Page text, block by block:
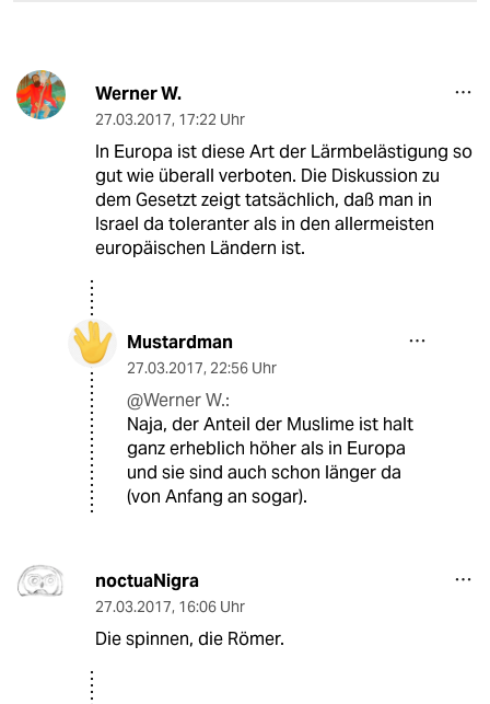
Werner W.
27.03.2017, 17:22 Uhr
In Europa ist diese Art der Lärmbelästigung so
gut wie überall verboten. Die Diskussion zu
dem Gesetzt zeigt tatsächlich, daß man in
Israel da toleranter als in den allermeisten
europäischen Ländern ist.
Mustardman
27.03.2017, 22:56 Uhr
@Werner W.:
Naja, der Anteil der Muslime ist halt
ganz erheblich höher als in Europa
und sie sind auch schon länger da
(von Anfang an sogar).
noctuaNigra
27.03.2017, 16:06 Uhr
Die spinnen, die Römer.